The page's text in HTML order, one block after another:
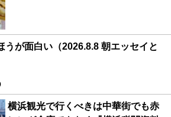
うが面白い（2026.8.8 朝エッセイと
横浜観光で行くべきは中華街でも赤